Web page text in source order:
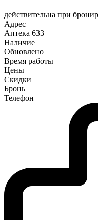
действительна при
Адрес
Аптека 633
Наличие
Обновлено
Время работы
Цены
Скидки
Бронь
Телефон